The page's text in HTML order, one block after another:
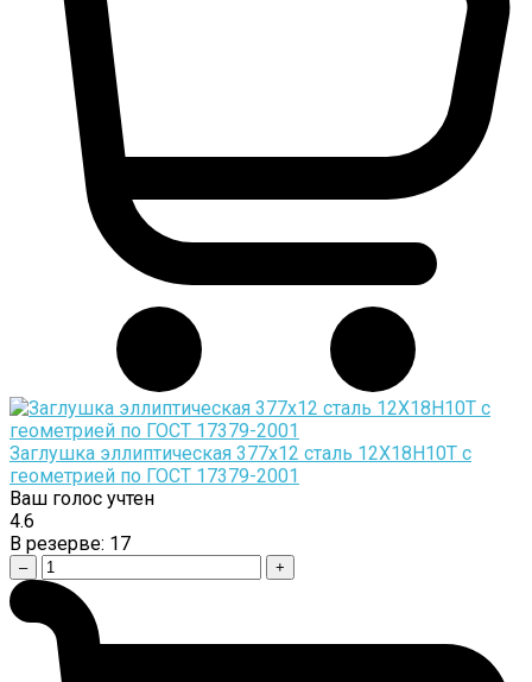
Заглушка эллиптическая 377х12 сталь 12Х18Н10Т с
геометрией по ГОСТ 17379-2001
Ваш голос учтен
4.6
В резерве: 17
– +